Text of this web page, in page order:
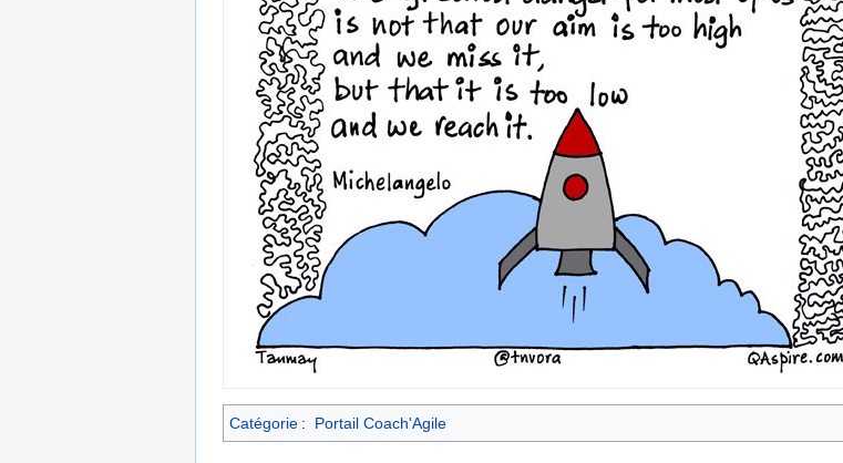
Catégorie : Portail Coach'Agile